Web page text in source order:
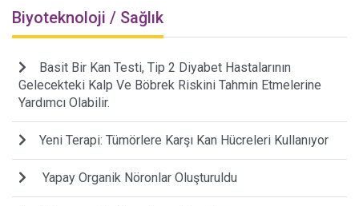
Biyoteknoloji / Sağlık
Basit Bir Kan Testi, Tip 2 Diyabet Hastalarının
Gelecekteki Kalp Ve Böbrek Riskini Tahmin Etmelerine
Yardımcı Olabilir.
Yeni Terapi: Tümörlere Karşı Kan Hücreleri Kullanıyor
Yapay Organik Nöronlar Oluşturuldu